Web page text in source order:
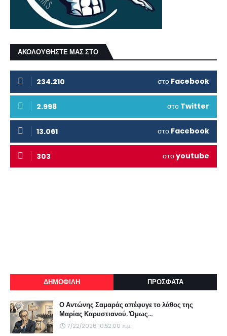
ΑΚΟΛΟΥΘΗΣΤΕ ΜΑΣ ΣΤΟ
234.210 στο Facebook
2.998 στο Twitter
13.061 στο Facebook
303 στοyoutube
ΔΗΜΟΦΙΛΗ ΠΡΟΣΦΑΤΑ
Ο Αντώνης Σαμαράς απέφυγε το λάθος της
Μαρίας Καρυστιανού. Όμως...
7/22/2026 10:52:00 π.μ.